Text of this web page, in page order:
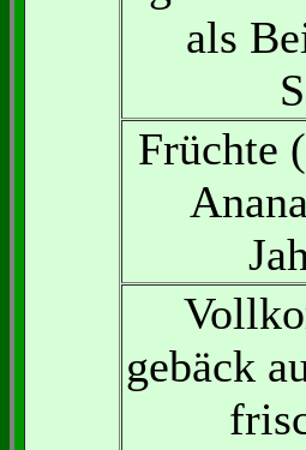
als
Früchte
gebäck